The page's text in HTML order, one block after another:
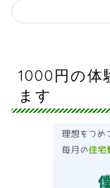
1000円の体
ます